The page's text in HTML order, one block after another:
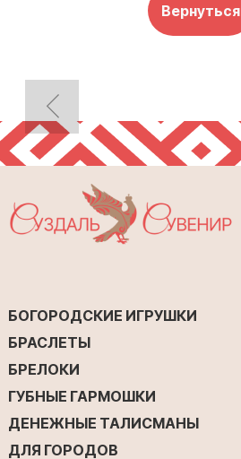
Вернуться
БОГОРОДСКИЕ ИГРУШКИ
БРАСЛЕТЫ
БРЕЛОКИ
ГУБНЫЕ ГАРМОШКИ
ДЕНЕЖНЫЕ ТАЛИСМАНЫ
ДЛЯ ГОРОДОВ